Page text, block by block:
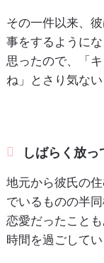
その一件以来、
事をするように
思ったので、「
ね」とさり気な
しばらく放っ
地元から彼氏の
でいるものの半
恋愛だったこと
時間を過ごしてい